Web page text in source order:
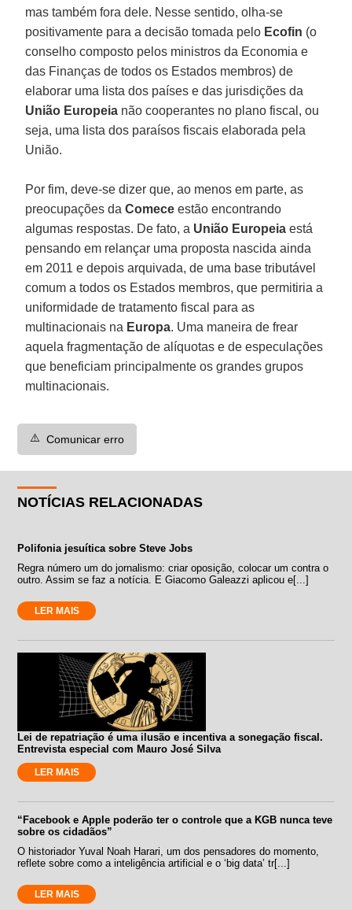
mas também fora dele. Nesse sentido, olha-se
positivamente para a decisão tomada pelo Ecofin (o
conselho composto pelos ministros da Economia e
das Finanças de todos os Estados membros) de
elaborar uma lista dos países e das jurisdições da
União Europeia não cooperantes no plano fiscal, ou
seja, uma lista dos paraísos fiscais elaborada pela
União.
Por fim, deve-se dizer que, ao menos em parte, as
preocupações daComece estão encontrando
algumas respostas. De fato, a União Europeia está
pensando em relançar uma proposta nascida ainda
em 2011 e depois arquivada, de uma base tributável
comum a todos os Estados membros, que permitiria a
uniformidade de tratamento fiscal para as
multinacionais na Europa. Uma maneira de frear
aquela fragmentação de alíquotas e de especulações
que beneficiam principalmente os grandes grupos
multinacionais.
⚠️ Comunicar erro
NOTÍCIAS RELACIONADAS
Polifonia jesuítica sobre Steve Jobs
Regra número um do jornalismo: criar oposição, colocar um contra o
outro. Assim se faz a notícia. E Giacomo Galeazzi aplicou e[...]
LER MAIS
Lei de repatriação é uma ilusão e incentiva a sonegação fiscal.
Entrevista especial com Mauro José Silva
LER MAIS
“Facebook e Apple poderão ter o controle que a KGB nunca teve
sobre os cidadãos”
O historiador Yuval Noah Harari, um dos pensadores do momento,
reflete sobre como a inteligência artificial e o ‘big data’ tr[...]
LER MAIS